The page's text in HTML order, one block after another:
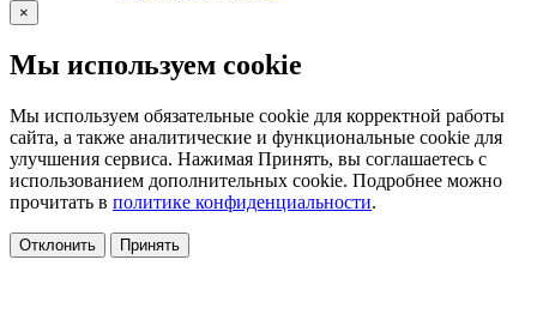
×
Мы используем cookie
Мы используем обязательные cookie для корректной работы
сайта, а также аналитические и функциональные cookie для
улучшения сервиса. Нажимая Принять, вы соглашаетесь с
использованием дополнительных cookie. Подробнее можно
прочитать в политике конфиденциальности.
Отклонить Принять